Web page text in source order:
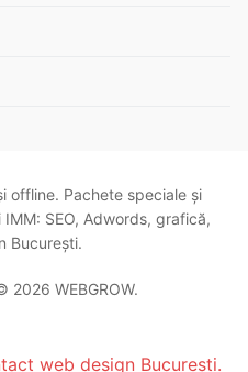
offline. Pachete speciale și
SEO, Adwords, grafică,
București.
WEBGROW.